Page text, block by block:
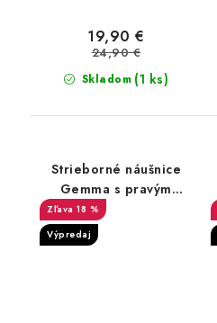
Skladom (1 ks)
19,90 €
24,90 €
Strieborné náušnice
Gemma s pravým
ruženínom
18 %
Výpredaj